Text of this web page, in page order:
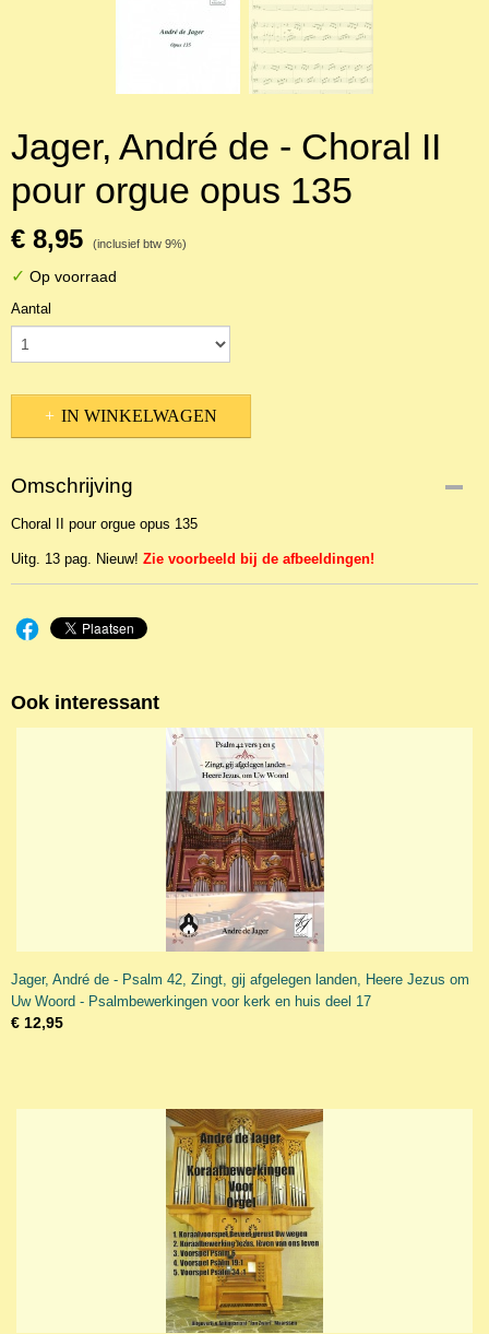
Jager, André de - Choral II
pour orgue opus 135
€ 8,95 (inclusief btw 9%)
✓ Op voorraad
Aantal
IN WINKELWAGEN
Omschrijving
Choral II pour orgue opus 135
Uitg. 13 pag. Nieuw! Zie voorbeeld bij de afbeeldingen!
Ook interessant
Jager, André de - Psalm 42, Zingt, gij afgelegen landen, Heere Jezus om
Uw Woord - Psalmbewerkingen voor kerk en huis deel 17
€ 12,95